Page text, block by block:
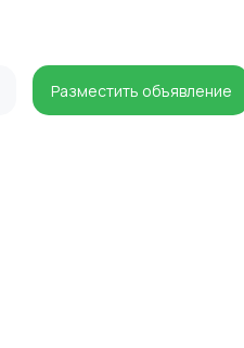
Разместить объявление